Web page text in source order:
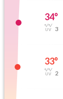
34°
3
33°
2